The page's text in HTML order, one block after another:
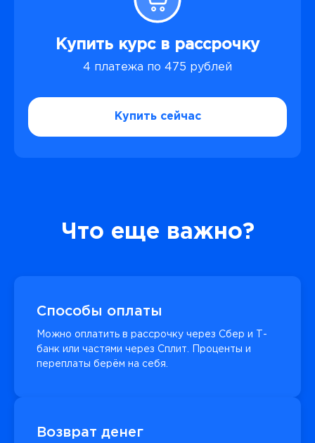
Купить курс в рассрочку
4 платежа по 475 рублей
Купить сейчас
Что еще важно?
Способы оплаты
Можно оплатить в рассрочку через Сбер и Т-
банк или частями через Сплит. Проценты и
переплаты берём на себя.
Возврат денег